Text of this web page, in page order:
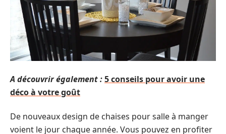
A découvrir également :5 conseils pour avoir une
déco à votre goût
De nouveaux design de chaises pour salle à manger
voient le jour chaque année. Vous pouvez en profiter